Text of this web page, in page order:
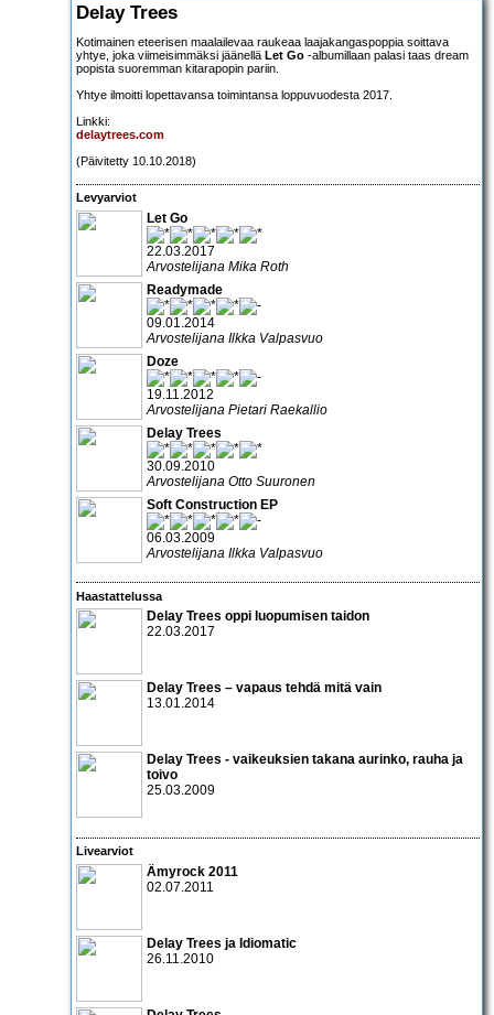
Delay Trees
Kotimainen eteerisen maalailevaa raukeaa laajakangaspoppia soittava
yhtye, joka viimeisimmäksi jäänellä Let Go -albumillaan palasi taas dream
popista suoremman kitarapopin pariin.
Yhtye ilmoitti lopettavansa toimintansa loppuvuodesta 2017.
Linkki:
delaytrees.com
(Päivitetty 10.10.2018)
Levyarviot
Let Go
22.03.2017
Arvostelijana Mika Roth
Readymade
09.01.2014
Arvostelijana Ilkka Valpasvuo
Doze
19.11.2012
Arvostelijana Pietari Raekallio
Delay Trees
30.09.2010
Arvostelijana Otto Suuronen
Soft Construction EP
06.03.2009
Arvostelijana Ilkka Valpasvuo
Haastattelussa
Delay Trees oppi luopumisen taidon
22.03.2017
Delay Trees – vapaus tehdä mitä vain
13.01.2014
Delay Trees - vaikeuksien takana aurinko, rauha ja
toivo
25.03.2009
Livearviot
Ämyrock 2011
02.07.2011
Delay Trees ja Idiomatic
26.11.2010